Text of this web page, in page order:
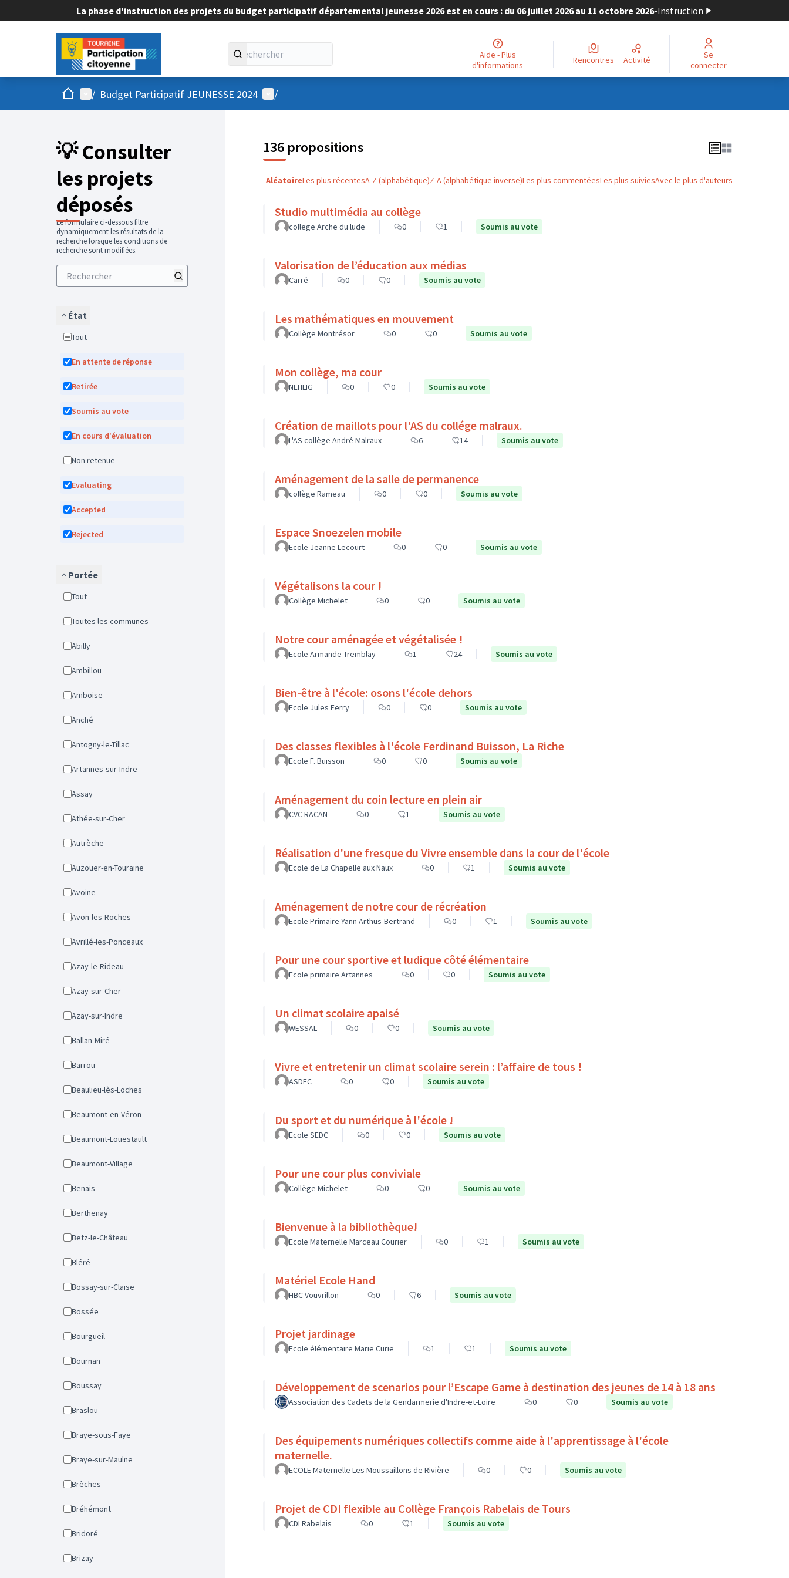
La phase d'instruction des projets du budget participatif départemental jeunesse 2026 est en cours : du 06 juillet 2026 au 11 octobre 2026-Instruction
Aide - Plus
d'informations
Rencontres Activité
Se
connecter
AccueilMenu principal
/ Budget Participatif JEUNESSE 2024 Menu utilisateur
/
💡 Consulter
les projets
déposés
Le formulaire ci-dessous filtre
dynamiquement les résultats de la
recherche lorsque les conditions de
recherche sont modifiées.
État
Tout
En attente de réponse
Retirée
Soumis au vote
En cours d'évaluation
Non retenue
Evaluating
Accepted
Rejected
Portée
Tout
Toutes les communes
Abilly
Ambillou
Amboise
Anché
Antogny-le-Tillac
Artannes-sur-Indre
Assay
Athée-sur-Cher
Autrèche
Auzouer-en-Touraine
Avoine
Avon-les-Roches
Avrillé-les-Ponceaux
Azay-le-Rideau
Azay-sur-Cher
Azay-sur-Indre
Ballan-Miré
Barrou
Beaulieu-lès-Loches
Beaumont-en-Véron
Beaumont-Louestault
Beaumont-Village
Benais
Berthenay
Betz-le-Château
Bléré
Bossay-sur-Claise
Bossée
Bourgueil
Bournan
Boussay
Braslou
Braye-sous-Faye
Braye-sur-Maulne
Brèches
Bréhémont
Bridoré
Brizay
136 propositions
AléatoireLes plus récentesA-Z (alphabétique)Z-A (alphabétique inverse)Les plus commentéesLes plus suiviesAvec le plus d'auteurs
Studio multimédia au collège
college Arche du lude 0 1 Soumis au vote
Valorisation de l’éducation aux médias
Carré 0 0 Soumis au vote
Les mathématiques en mouvement
Collège Montrésor 0 0 Soumis au vote
Mon collège, ma cour
NEHLIG 0 0 Soumis au vote
Création de maillots pour l'AS du collége malraux.
L'AS collège André Malraux 6 14 Soumis au vote
Aménagement de la salle de permanence
collège Rameau 0 0 Soumis au vote
Espace Snoezelen mobile
Ecole Jeanne Lecourt 0 0 Soumis au vote
Végétalisons la cour !
Collège Michelet 0 0 Soumis au vote
Notre cour aménagée et végétalisée !
Ecole Armande Tremblay 1 24 Soumis au vote
Bien-être à l'école: osons l'école dehors
Ecole Jules Ferry 0 0 Soumis au vote
Des classes flexibles à l'école Ferdinand Buisson, La Riche
Ecole F. Buisson 0 0 Soumis au vote
Aménagement du coin lecture en plein air
CVC RACAN 0 1 Soumis au vote
Réalisation d'une fresque du Vivre ensemble dans la cour de l'école
Ecole de La Chapelle aux Naux 0 1 Soumis au vote
Aménagement de notre cour de récréation
Ecole Primaire Yann Arthus-Bertrand 0 1 Soumis au vote
Pour une cour sportive et ludique côté élémentaire
Ecole primaire Artannes 0 0 Soumis au vote
Un climat scolaire apaisé
WESSAL 0 0 Soumis au vote
Vivre et entretenir un climat scolaire serein : l’affaire de tous !
ASDEC 0 0 Soumis au vote
Du sport et du numérique à l'école !
Ecole SEDC 0 0 Soumis au vote
Pour une cour plus conviviale
Collège Michelet 0 0 Soumis au vote
Bienvenue à la bibliothèque!
Ecole Maternelle Marceau Courier 0 1 Soumis au vote
Matériel Ecole Hand
HBC Vouvrillon 0 6 Soumis au vote
Projet jardinage
Ecole élémentaire Marie Curie 1 1 Soumis au vote
Développement de scenarios pour l’Escape Game à destination des jeunes de 14 à 18 ans
Association des Cadets de la Gendarmerie d'Indre-et-Loire 0 0 Soumis au vote
Des équipements numériques collectifs comme aide à l'apprentissage à l'école
maternelle.
ECOLE Maternelle Les Moussaillons de Rivière 0 0 Soumis au vote
Projet de CDI flexible au Collège François Rabelais de Tours
CDI Rabelais 0 1 Soumis au vote